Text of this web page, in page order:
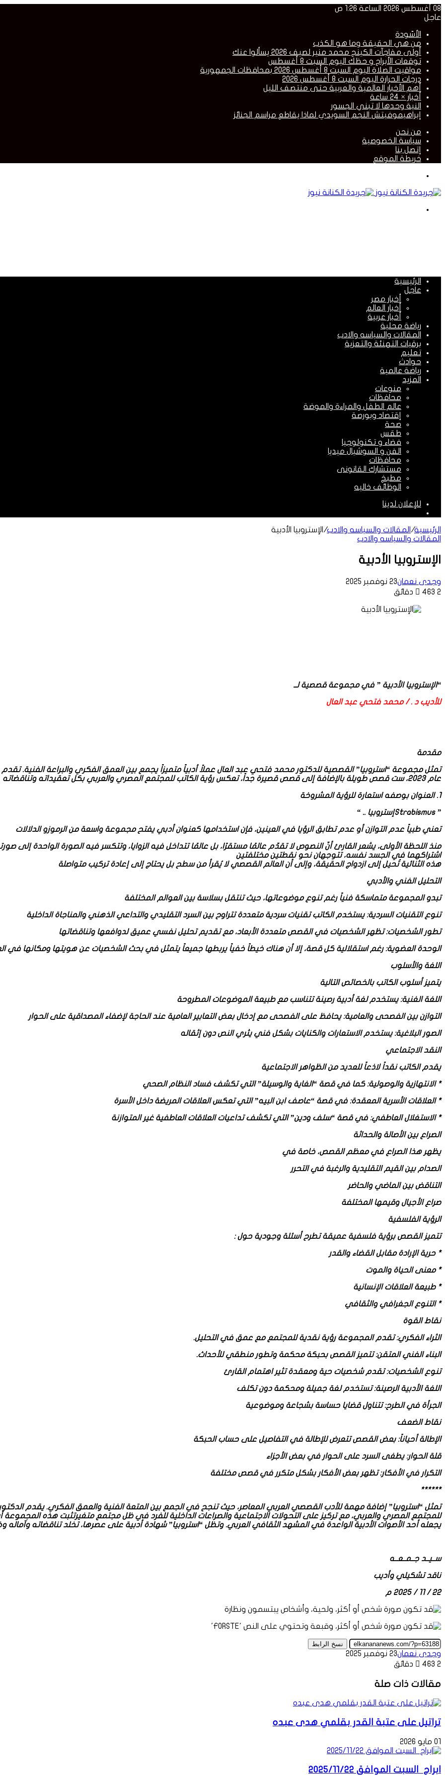
08 أغسطس 2026 الساعة 1:26 ص
عاجل
الأسّودة
من هي الحقيقة وما هو الكذب
أولى مفاجآت الكينج محمد منير لصيف 2026 يسألوا عنك
توقعات الأبراج و حظك اليوم السبت 8 أغسطس
مواقيت الصلاة اليوم السبت 8 أغسطس 2026 بمحافظات الجمهورية
درجات الحرارة اليوم السبت 8 أغسطس 2026
أهم الأخبار العالمية والعربية حتى منتصف الليل
أخبار × 24 ساعة
النية وحدها لا تبني الجسور
إبراهيموفيتش النجم السويدي لماذا يقاطع مراسم الجنائز
من نحن
سياسة الخصوصية
إتصل بنا
خريطة الموقع
الرئيسية
عاجل
أخبار مصر
أخبار العالم
أخبار عربية
رياضة محلية
المقالات والسياسه والادب
برقيات التهنئة والتعزية
تعليم
حوادث
رياضة عالمية
المزيد
منوعات
محافظات
عالم الطفل والمراءة والموضة
إقتصاد وبورصة
صحة
طقس
فضاء و تكنولوجيا
الفن و السوشيال ميديا
محافظات
مستشارك القانونى
مطبخ
الوظائف خاليه
للإعلان لدينا
الرئيسية/ المقالات والسياسه والادب/ الإستروبيا الأدبية
المقالات والسياسه والادب
الإستروبيا الأدبية
وجدى نعمان23 نوفمبر 2025
463 2 دقائق
“الإستروبيا الأدبية ” في مجموعة قصصية لــ
للأديب د . / محمد فتحي عبد العال
مقدمة
تمثل مجموعة “استروبيا” القصصية للدكتور محمد فتحي عبد العال عملاً أدبياً متميزاً يجمع بين العمق الفكري والبراعة الفنية.
عام 2023، ست قصص طويلة بالإضافة إلى قصص قصيرة جداً، تعكس رؤية الكاتب للمجتمع المصري والعربي بكل تعقيداته وتناقضاته
1. العنوان بوصفه استعارة للرؤية المشروخة
” Strabismusإستروبيا .. “
تعني طبياً عدم التوازن أو عدم تطابق الرؤيا في العينين، فإن استخدامها كعنوان أدبي يفتح مجموعة واسعة من الرموزو الدلالات
منذ اللحظة الأولى، يشعر القارئ أنّ النصوص لا تقدّم عالمًا مستقرًا، بل عالمًا تتداخل فيه الزوايا، وتتكسر فيه الصورة الواحدة إلى
اشتراكهما في الجسد نفسه، تتوجهان نحو نقطتين مختلفتين
هذه الثنائية تُحيل إلى ازدواج الحقيقة، وإلى أن العالم القصصي لا يُقرأ من سطح بل يحتاج إلى إعادة تركيب متواصلة
التحليل الفني والأدبي
تبدو المجموعة متماسكة فنياً رغم تنوع موضوعاتها، حيث تنتقل بسلاسة بين العوالم المختلفة
تنوع التقنيات السردية: يستخدم الكاتب تقنيات سردية متعددة تتراوح بين السرد التقليدي والتداعي الذهني والمناجاة الداخلية
تطور الشخصيات: تظهر الشخصيات في القصص متعددة الأبعاد، مع تقديم تحليل نفسي عميق لدوافعها وتناقضاتها
الوحدة العضوية: رغم استقلالية كل قصة، إلا أن هناك خيطاً خفياً يربطها جميعاً يتمثل في بحث الشخصيات عن هويتها ومكانها في
اللغة والأسلوب
يتميز أسلوب الكاتب بالخصائص التالية
اللغة الغنية: يستخدم لغة أدبية رصينة تتناسب مع طبيعة الموضوعات المطروحة
التوازن بين الفصحى والعامية: يحافظ على الفصحى مع إدخال بعض التعابير العامية عند الحاجة لإضفاء المصداقية على الحوار
الصور البلاغية: يستخدم الاستعارات والكنايات بشكل فني يثري النص دون إثقاله
النقد الاجتماعي
يقدم الكاتب نقداً لاذعاً للعديد من الظواهر الاجتماعية
* الانتهازية والوصولية: كما في قصة “الغاية والوسيلة” التي تكشف فساد النظام الصحي
* العلاقات الأسرية المعقدة: في قصة “عاصف ابن البيه” التي تعكس العلاقات المريضة داخل الأسرة
* الاستغلال العاطفي: في قصة “سلف ودين” التي تكشف تداعيات العلاقات العاطفية غير المتوازنة
الصراع بين الأصالة والحداثة
يظهر هذا الصراع في معظم القصص، خاصة في
الصدام بين القيم التقليدية والرغبة في التحرر
التناقض بين الماضي والحاضر
صراع الأجيال وقيمها المختلفة
الرؤية الفلسفية
تتميز القصص برؤية فلسفية عميقة تطرح أسئلة وجودية حول :
* حرية الإرادة مقابل القضاء والقدر
* معنى الحياة والموت
* طبيعة العلاقات الإنسانية
* التنوع الجغرافي والثقافي
نقاط القوة
الثراء الفكري: تقدم المجموعة رؤية نقدية للمجتمع مع عمق في التحليل.
البناء الفني المتقن: تتميز القصص بحبكة محكمة وتطور منطقي للأحداث.
تنوع الشخصيات: تقدم شخصيات حية ومعقدة تثير اهتمام القارئ
اللغة الأدبية الرصينة: تستخدم لغة جميلة ومحكمة دون تكلف
الجرأة في الطرح: تتناول قضايا حساسة بشجاعة وموضوعية
نقاط الضعف
الإطالة أحياناً: بعض القصص تتعرض للإطالة في التفاصيل على حساب الحبكة
قلة الحوار: يطغى السرد على الحوار في بعض الأجزاء
التكرار في الأفكار: تظهر بعض الأفكار بشكل متكرر في قصص مختلفة
******
تمثل “استروبيا” إضافة مهمة للأدب القصصي العربي المعاصر، حيث تنجح في الجمع بين المتعة الفنية والعمق الفكري. يقدم
للمجتمع المصري والعربي، مع تركيز على التحولات الاجتماعية والصراعات الداخلية للفرد في ظل مجتمع متغيرتثبت هذه المجموعة
يجعله أحد الأصوات الأدبية الواعدة في المشهد الثقافي العربي. وتظل “استروبيا” شهادة أدبية على عصرها، تخلد تناقضاته وآماله
ســيــد جــمــعــه
ناقد تشكيلي وأديب
22 / 11 / 2025 م
نسخ الرابط
وجدى نعمان23 نوفمبر 2025
463 2 دقائق
مقالات ذات صلة
تراتيل على عتبة القدر بقلمي هدى عبده
01 مايو 2026
ابراج السبت الموافق 2025/11/22